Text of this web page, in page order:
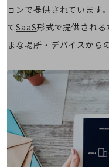
5Gデータプラス
home5Gプラン
モバイルサービス
セキュリティ
運用保守・故障紛失サポート
ョンで提供されています
てSaaS形式で提供され
まな場所・デバイスから